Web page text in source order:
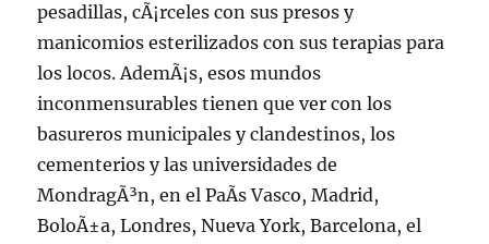
pesadillas, cÃ¡rceles con sus presos y
manicomios esterilizados con sus terapias para
los locos. AdemÃ¡s, esos mundos
inconmensurables tienen que ver con los
basureros municipales y clandestinos, los
cementerios y las universidades de
MondragÃ³n, en el PaÃ­s Vasco, Madrid,
BoloÃ±a, Londres, Nueva York, Barcelona, el